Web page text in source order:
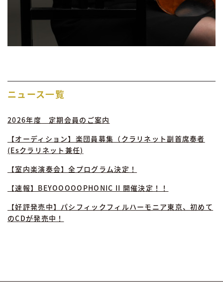
ニュース一覧
2026年度 定期会員のご案内
【オーディション】楽団員募集（クラリネット副首席奏者
(Esクラリネット兼任)
【室内楽演奏会】全プログラム決定！
【速報】BEYOOOOOPHONIC II 開催決定！！
【好評発売中】パシフィックフィルハーモニア東京、初めて
のCDが発売中！